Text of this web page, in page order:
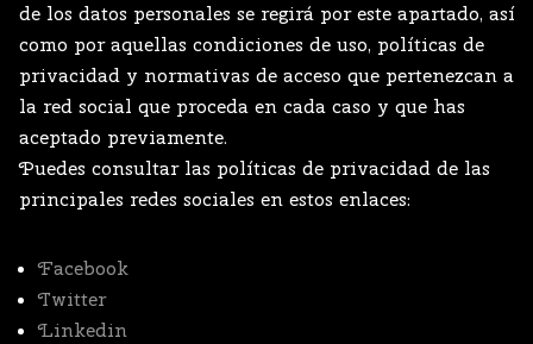
de los datos personales se regirá por este apartado, así
como por aquellas condiciones de uso, políticas de
privacidad y normativas de acceso que pertenezcan a
la red social que proceda en cada caso y que has
aceptado previamente.
Puedes consultar las políticas de privacidad de las
principales redes sociales en estos enlaces:
Facebook
Twitter
Linkedin